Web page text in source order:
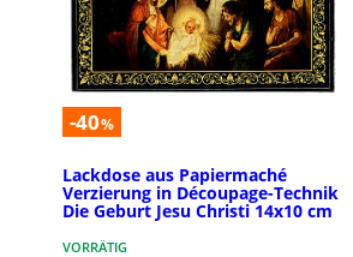
-40%
Lackdose aus Papiermaché
Verzierung in Découpage-Technik
Die Geburt Jesu Christi 14x10 cm
VORRÄTIG